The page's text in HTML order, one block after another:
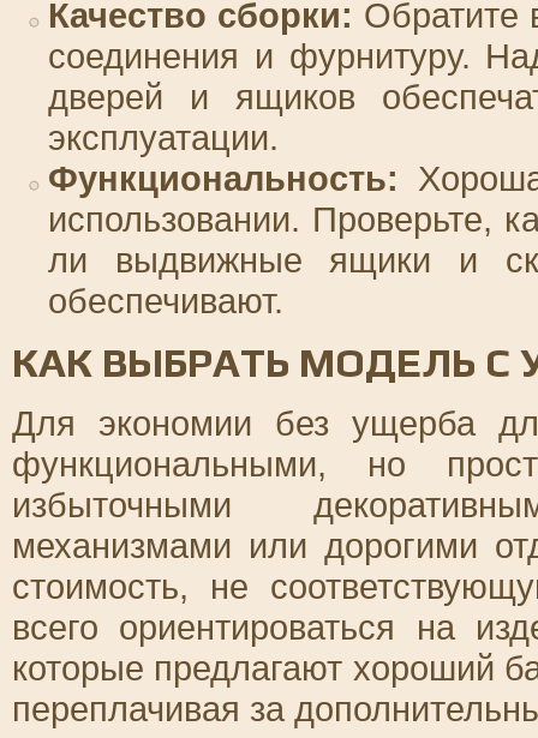
Качество сборки: Обратите
соединения и фурнитуру.
дверей и ящиков
эксплуатации.
Функциональность:
использовании. Проверьте,
ли выдвижные ящики и
обеспечивают.
КАК ВЫБРАТЬ МОДЕЛЬ С
Для экономии без ущерба
функциональными, но
избыточными
механизмами или дорогими
стоимость, не
всего ориентироваться на
которые предлагают хороший
переплачивая за